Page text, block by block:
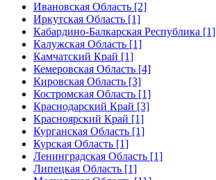
Ивановская Область [2]
Иркутская Область [1]
Кабардино-Балкарская Республика [1]
Калужская Область [1]
Камчатский Край [1]
Кемеровская Область [4]
Кировская Область [3]
Костромская Область [1]
Краснодарский Край [3]
Красноярский Край [1]
Курганская Область [1]
Курская Область [1]
Ленинградская Область [1]
Липецкая Область [1]